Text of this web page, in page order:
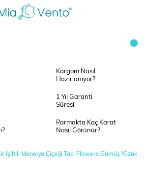
Kargom Nasıl
Hazırlanıyor?
1 Yıl Garanti
Süresi
Parmakta Kaç Karat
Nasıl Görünür?
Işıltılı Manolya Çiçeği Tacı Flowers Gümüş Yüzük